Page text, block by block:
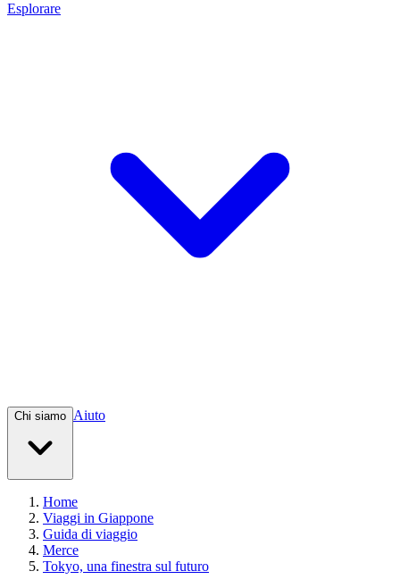
Esplorare
Chi siamo Aiuto
Home
Viaggi in Giappone
Guida di viaggio
Merce
Tokyo, una finestra sul futuro